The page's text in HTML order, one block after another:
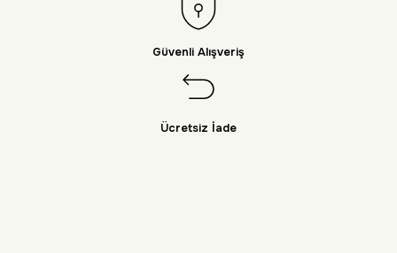
Güvenli Alışveriş
Ücretsiz İade